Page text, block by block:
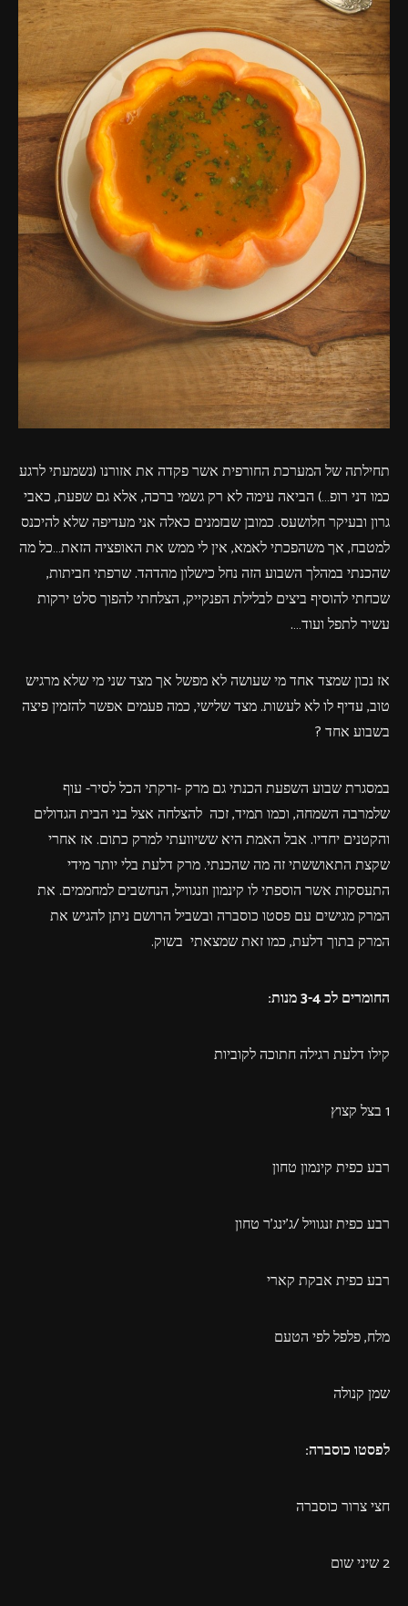
פרסומות,
מדיה
דיגיטלית
ועוד.
תחילתה של המערכת החורפית אשר פקדה את אזורנו (נשמעתי לרגע
כמו דני רופ…) הביאה עימה לא רק גשמי ברכה, אלא גם שפעת, כאבי
גרון ובעיקר חלושעס. כמובן שבזמנים כאלה אני מעדיפה שלא להיכנס
למטבח, אך משהפכתי לאמא, אין לי ממש את האופציה הזאת…כל מה
שהכנתי במהלך השבוע הזה נחל כישלון מהדהד. שרפתי חביתות,
שכחתי להוסיף ביצים לבלילת הפנקייק, הצלחתי להפוך סלט ירקות
עשיר לתפל ועוד….
אז נכון שמצד אחד מי שעושה לא מפשל אך מצד שני מי שלא מרגיש
טוב, עדיף לו לא לעשות. מצד שלישי, כמה פעמים אפשר להזמין פיצה
בשבוע אחד ?
במסגרת שבוע השפעת הכנתי גם מרק -זרקתי הכל לסיר- עוף
שלמרבה השמחה, וכמו תמיד, זכה להצלחה אצל בני הבית הגדולים
והקטנים יחדיו. אבל האמת היא ששיוועתי למרק כתום. אז אחרי
שקצת התאוששתי זה מה שהכנתי. מרק דלעת בלי יותר מידי
התעסקות אשר הוספתי לו קינמון וזנגוויל, הנחשבים למחממים. את
המרק מגישים עם פסטו כוסברה ובשביל הרושם ניתן להגיש את
המרק בתוך דלעת, כמו זאת שמצאתי בשוק.
החומרים לכ 3-4 מנות:
קילו דלעת רגילה חתוכה לקוביות
1 בצל קצוץ
רבע כפית קינמון טחון
רבע כפית זנגוויל /ג'ינג'ר טחון
רבע כפית אבקת קארי
מלח, פלפל לפי הטעם
שמן קנולה
לפסטו כוסברה:
חצי צרור כוסברה
2 שיני שום